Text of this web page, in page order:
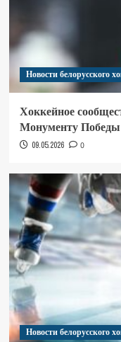
Новости белорусского
Хоккейное
Монументу
09.05.2026 0
Новости белорусского